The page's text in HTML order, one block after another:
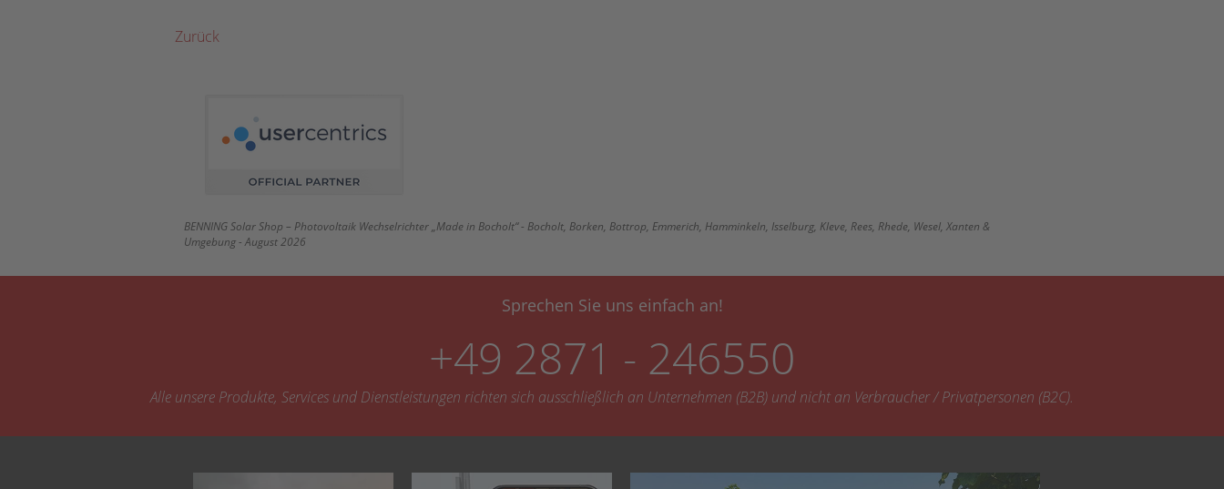
Zurück
BENNING Solar Shop – Photovoltaik Wechselrichter „Made in Bocholt“ - Bocholt, Borken, Bottrop, Emmerich, Hamminkeln, Isselburg, Kleve, Rees, Rhede, Wesel, Xanten &
Umgebung - August 2026
Sprechen Sie uns einfach an!
+49 2871 - 246550
Alle unsere Produkte, Services und Dienstleistungen richten sich ausschließlich an Unternehmen (B2B) und nicht an Verbraucher / Privatpersonen (B2C).